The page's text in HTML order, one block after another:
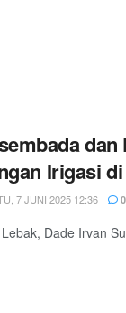
dan
Irigasi
7 JUNI 2025 12:36 0
Dade Irvan